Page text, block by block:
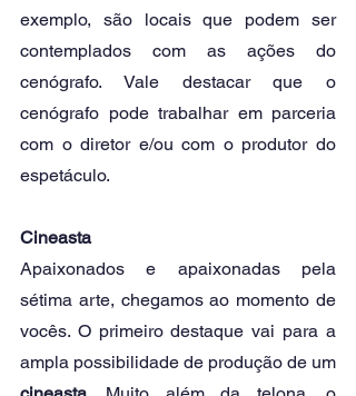
exemplo, são locais que podem ser
contemplados com as ações do
cenógrafo. Vale destacar que o
cenógrafo pode trabalhar em parceria
com o diretor e/ou com o produtor do
espetáculo.
Cineasta
Apaixonados e apaixonadas pela
sétima arte, chegamos ao momento de
vocês. O primeiro destaque vai para a